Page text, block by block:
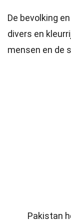
De bevolking
divers en
mensen en de
Pakistan